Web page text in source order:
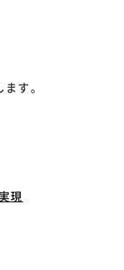
す。
現